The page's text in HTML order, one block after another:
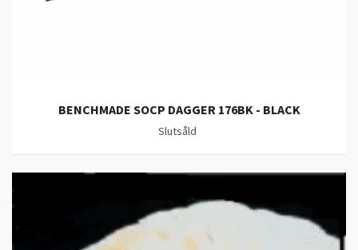
BENCHMADE SOCP DAGGER 176BK - BLACK
Slutsåld